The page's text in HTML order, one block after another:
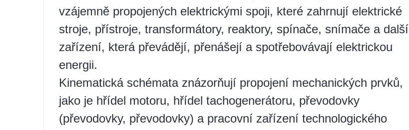
vzájemně propojených elektrickými spoji, které zahrnují elektrické
stroje, přístroje, transformátory, reaktory, spínače, snímače a další
zařízení, která převádějí, přenášejí a spotřebovávají elektrickou
energii.
Kinematická schémata znázorňují propojení mechanických prvků,
jako je hřídel motoru, hřídel tachogenerátoru, převodovky
(převodovky, převodovky) a pracovní zařízení technologického